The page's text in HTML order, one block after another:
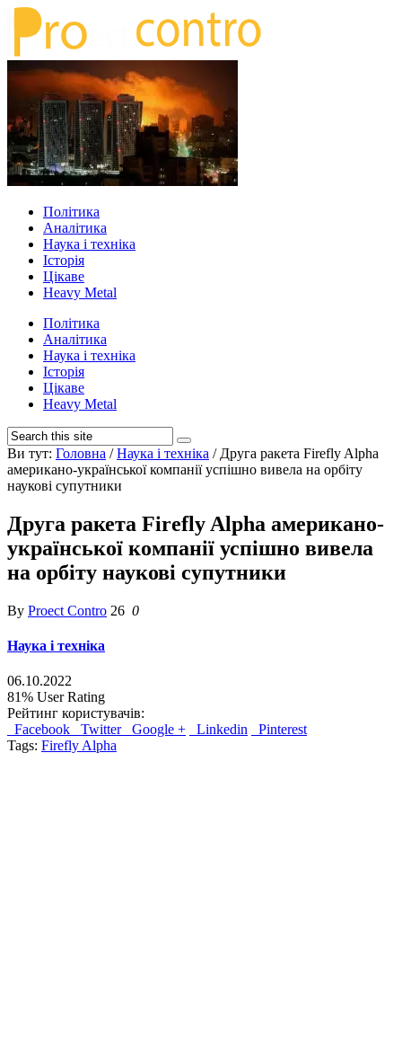
Політика
Аналітика
Наука і техніка
Історія
Цікаве
Heavy Metal
Політика
Аналітика
Наука і техніка
Історія
Цікаве
Heavy Metal
Ви тут: Головна /Наука і техніка / Друга ракета Firefly Alpha
американо-української компанії успішно вивела на орбіту
наукові супутники
Друга ракета Firefly Alpha американо-
української компанії успішно вивела
на орбіту наукові супутники
By Proect Contro 26 0
Наука і техніка
06.10.2022
81% User Rating
Рейтинг користувачів:
Facebook
Twitter Google + Linkedin
Pinterest
Tags: Firefly Alpha